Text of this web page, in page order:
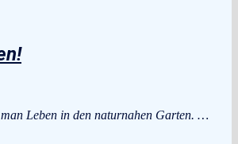
Leben in den naturnahen Garten. …